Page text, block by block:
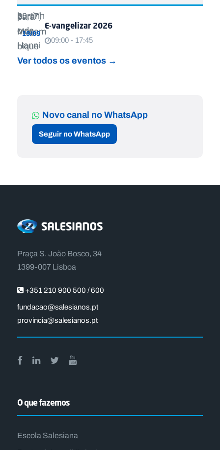
19/09
E-vangelizar 2026
09:00 - 17:45
Ver todos os eventos →
Novo canal no WhatsApp
Seguir no WhatsApp
Praça S. João Bosco, 34
1399-007 Lisboa
+351 210 900 500 / 600
fundacao@salesianos.pt
provincia@salesianos.pt
O que fazemos
Escola Salesiana